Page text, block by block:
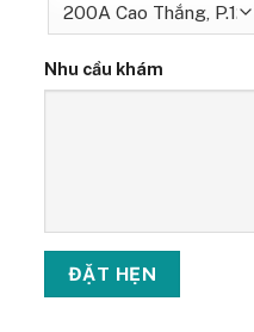
Nhu cầu khám